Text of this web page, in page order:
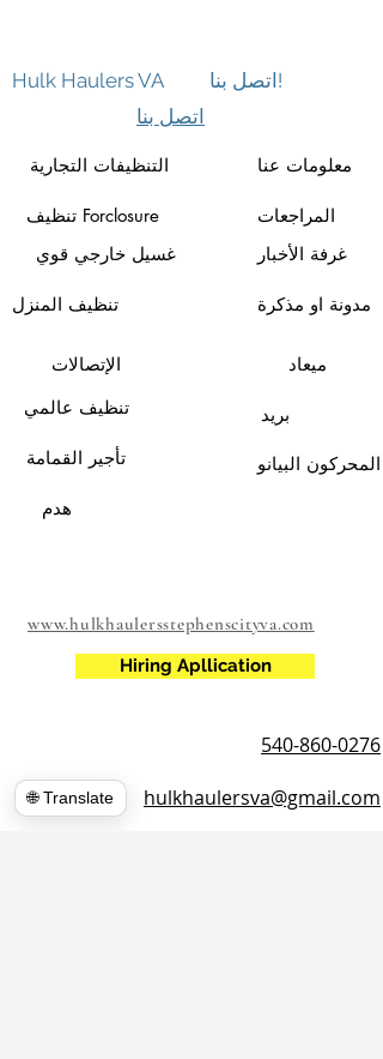
Hulk Haulers VA
اتصل بنا!
اتصل بنا
التنظيفات التجارية
تنظيف Forclosure
غسيل خارجي قوي
تنظيف المنزل
الإتصالات
تنظيف عالمي
تأجير القمامة
معلومات عنا
المراجعات
غرفة الأخبار
مدونة او مذكرة
ميعاد
بريد
المحركون البيانو
هدم
www.hulkhaulersstephenscityva.com
Hiring Apllication
540-860-0276
hulkhaulersva@gmail.com
🌐 Translate